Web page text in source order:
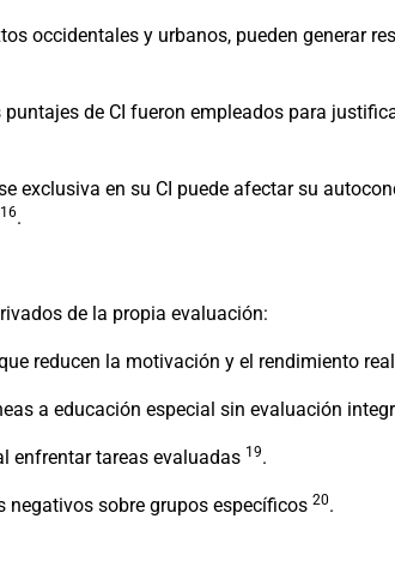
occidentales y urbanos, pueden generar
puntajes de CI fueron empleados para
exclusiva en su CI puede afectar su
16.
de la propia evaluación:
reducen la motivación y el rendimiento real
a educación especial sin evaluación
enfrentar tareas evaluadas 19.
negativos sobre grupos específicos 20.